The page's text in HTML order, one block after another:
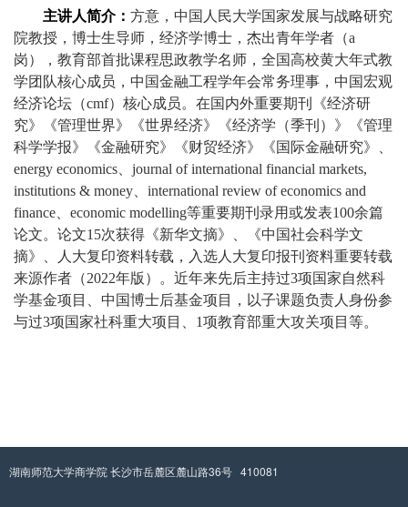
主讲人简介： 方意，中国人民大学国家发展与战略研究
院教授，博士生导师，经济学博士，杰出青年学者（a
岗），教育部首批课程思政教学名师，全国高校黄大年式教
学团队核心成员，中国金融工程学年会常务理事，中国宏观
经济论坛（cmf）核心成员。在国内外重要期刊《经济研
究》《管理世界》《世界经济》《经济学（季刊）》《管理
科学学报》《金融研究》《财贸经济》《国际金融研究》、
energy economics
journal of international financial markets,
institutions & money
international review of economics and
finance
economic modelling等重要期刊录用或发表100余篇
论文。论文15次获得《新华文摘》、《中国社会科学文
摘》、人大复印资料转载，入选人大复印报刊资料重要转载
来源作者（2022年版）。近年来先后主持过3项国家自然科
学基金项目、中国博士后基金项目，以子课题负责人身份参
与过3项国家社科重大项目、 1项教育部重大攻关项目等。
湖南师范大学商学院 长沙市岳麓区麓山路36号 410081